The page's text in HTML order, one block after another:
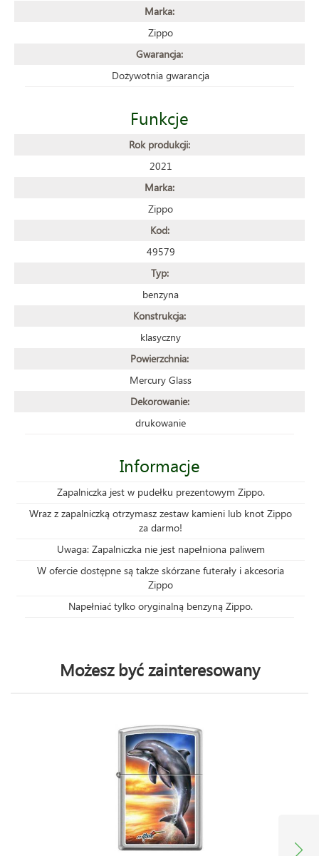
Marka:
Zippo
Gwarancja:
Dożywotnia gwarancja
Funkcje
Rok produkcji:
2021
Marka:
Zippo
Kod:
49579
Typ:
benzyna
Konstrukcja:
klasyczny
Powierzchnia:
Mercury Glass
Dekorowanie:
drukowanie
Informacje
Zapalniczka jest w pudełku prezentowym Zippo.
Wraz z zapalniczką otrzymasz zestaw kamieni lub knot Zippo
za darmo!
Uwaga: Zapalniczka nie jest napełniona paliwem
W ofercie dostępne są także skórzane futerały i akcesoria
Zippo
Napełniać tylko oryginalną benzyną Zippo.
Możesz być zainteresowany